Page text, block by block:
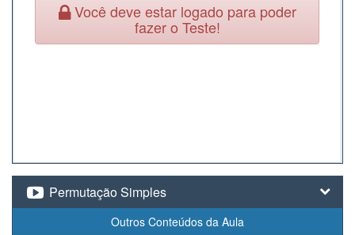
Você deve estar logado para poder
fazer o Teste!
Permutação Simples
Outros Conteúdos da Aula